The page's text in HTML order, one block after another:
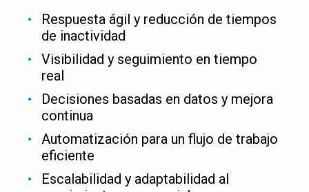
Respuesta ágil y reducción de tiempos
de inactividad
Visibilidad y seguimiento en tiempo
real
Decisiones basadas en datos y mejora
continua
Automatización para un flujo de trabajo
eficiente
Escalabilidad y adaptabilidad al